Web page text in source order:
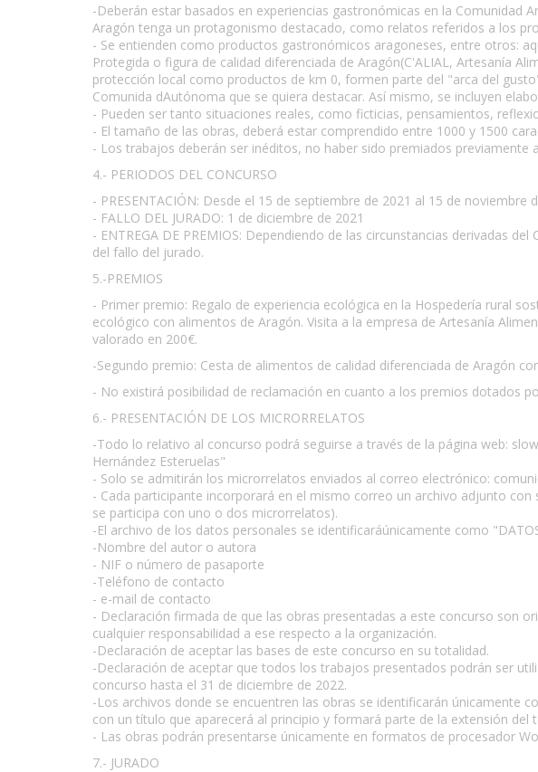
-Deberán estar basados en experiencias gastronómicas en la Comunidad
Aragón tenga un protagonismo destacado, como relatos referidos a los
- Se entienden como productos gastronómicos aragoneses, entre otros:
Protegida o figura de calidad diferenciada de Aragón(C'ALIAL, Artesanía
protección local como productos de km 0, formen parte del "arca del
Comunida dAutónoma que se quiera destacar. Así mismo, se incluyen
- Pueden ser tanto situaciones reales, como ficticias, pensamientos,
- El tamaño de las obras, deberá estar comprendido entre 1000 y 1500
- Los trabajos deberán ser inéditos, no haber sido premiados previamente
4.- PERIODOS DEL CONCURSO
- PRESENTACIÓN: Desde el 15 de septiembre de 2021 al 15 de noviembre
- FALLO DEL JURADO: 1 de diciembre de 2021
- ENTREGA DE PREMIOS: Dependiendo de las circunstancias derivadas
del fallo del jurado.
5.-PREMIOS
- Primer premio: Regalo de experiencia ecológica en la Hospedería rural
ecológico con alimentos de Aragón. Visita a la empresa de Artesanía
valorado en 200€.
-Segundo premio: Cesta de alimentos de calidad diferenciada de Aragón
- No existirá posibilidad de reclamación en cuanto a los premios dotados
6.- PRESENTACIÓN DE LOS MICRORRELATOS
-Todo lo relativo al concurso podrá seguirse a través de la página web:
Hernández Esteruelas"
- Solo se admitirán los microrrelatos enviados al correo electrónico:
- Cada participante incorporará en el mismo correo un archivo adjunto
se participa con uno o dos microrrelatos).
-El archivo de los datos personales se identificaráúnicamente como
-Nombre del autor o autora
- NIF o número de pasaporte
-Teléfono de contacto
- e-mail de contacto
- Declaración firmada de que las obras presentadas a este concurso son
cualquier responsabilidad a ese respecto a la organización.
-Declaración de aceptar las bases de este concurso en su totalidad.
-Declaración de aceptar que todos los trabajos presentados podrán ser
concurso hasta el 31 de diciembre de 2022.
-Los archivos donde se encuentren las obras se identificarán únicamente
con un título que aparecerá al principio y formará parte de la extensión del
- Las obras podrán presentarse únicamente en formatos de procesador
7.- JURADO